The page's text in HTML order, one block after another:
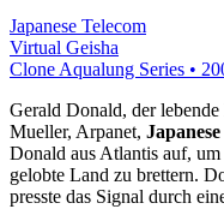
Japanese Telecom
Virtual Geisha
Clone Aqualung Series •
Gerald Donald, der
Mueller, Arpanet,
Donald aus Atlantis auf,
gelobte Land zu brettern.
presste das Signal durch